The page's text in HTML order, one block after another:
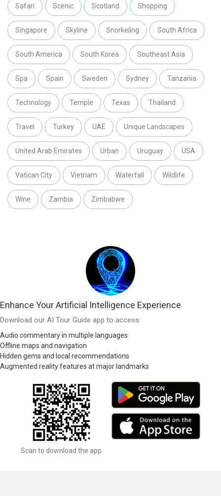
Safari Scenic Scotland Shopping
Singapore Skyline Snorkeling South Africa
South America South Korea Southeast Asia
Spa Spain Sweden Sydney Tanzania
Technology Temple Texas Thailand
Travel Turkey UAE Unique Landscapes
United Arab Emirates Urban Uruguay USA
Vatican City Vietnam Waterfall Wildlife
Wine Zambia Zimbabwe
Enhance Your Artificial Intelligence Experience
Download our AI Tour Guide app to access:
Audio commentary in multiple languages
Offline maps and navigation
Hidden gems and local recommendations
Augmented reality features at major landmarks
Scan to download the app